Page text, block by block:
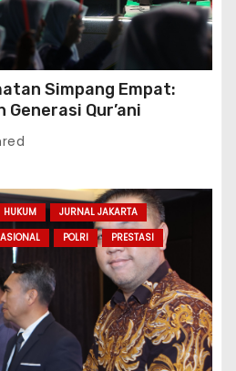
Simpang Empat:
Qur’ani
HUKUM
JURNAL JAKARTA
POLRI
PRESTASI